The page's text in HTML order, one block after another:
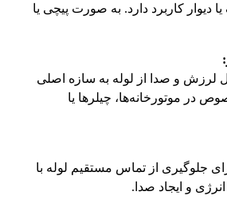
دیوار کاربرد دارد. به صورت پیچی یا
لرزش و صدا از لوله به سازه اصلی
در موتورخانه‌ها، چیلرها یا
جلوگیری از تماس مستقیم لوله با
و ایجاد صدا.